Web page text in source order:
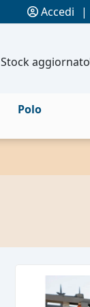
Accedi |
Stock aggiornato
Polo